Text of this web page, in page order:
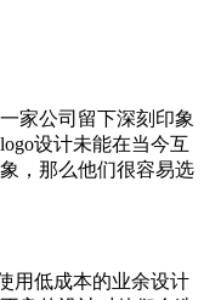
家公司留下深刻印象
设计未能在当今互
，那么他们很容易选
用低成本的业余设计